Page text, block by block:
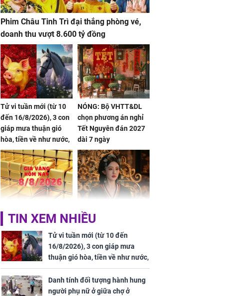
Phim Châu Tinh Trì đại thắng phòng vé,
doanh thu vượt 8.600 tỷ đồng
Tử vi tuần mới (từ 10
đến 16/8/2026), 3 con
giáp mưa thuận gió
hòa, tiền về như nước,
bạc vàng dư dả, Phú
Quý Vinh Hoa, vận
trình khai sáng
NÓNG: Bộ VHTT&DL
chọn phương án nghỉ
Tết Nguyên đán 2027
dài 7 ngày
Giá vàng hôm nay,
ngày 8/8/2026: Tăng
vọt lên 144 triệu
đồng/lượng
'Bách Hoa Sát' vừa kết
thúc, Mạnh Tử Nghĩa
đã vướng tranh luận
TIN XEM NHIỀU
Tử vi tuần mới (từ 10 đến
16/8/2026), 3 con giáp mưa
thuận gió hòa, tiền về như nước,
bạc vàng dư dả, Phú Quý Vinh
Hoa, vận trình khai sáng
Danh tính đối tượng hành hung
người phụ nữ ở giữa chợ ở